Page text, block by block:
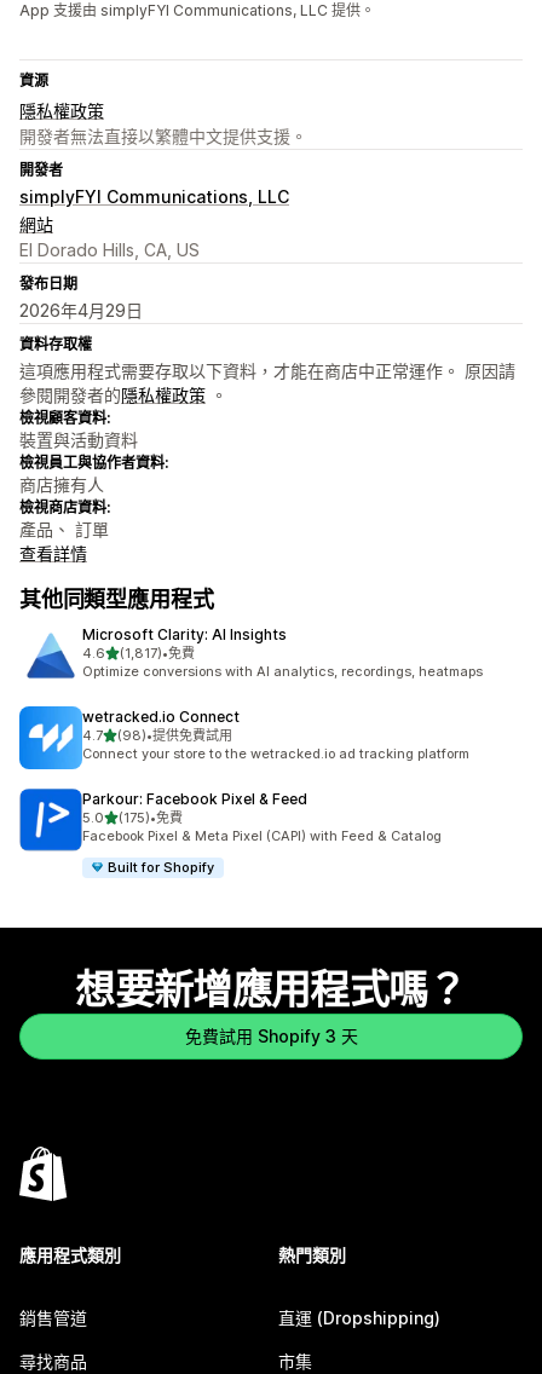
App 支援由 simplyFYI Communications, LLC 提供。
資源
隱私權政策
開發者無法直接以繁體中文提供支援。
開發者
simplyFYI Communications, LLC
網站
El Dorado Hills, CA, US
發布日期
2026年4月29日
資料存取權
這項應用程式需要存取以下資料，才能在商店中正常運作。 原因請
參閱開發者的隱私權政策 。
檢視顧客資料:
裝置與活動資料
檢視員工與協作者資料:
商店擁有人
檢視商店資料:
產品、 訂單
查看詳情
其他同類型應用程式
Microsoft Clarity: AI Insights
4.6滿分 5 顆星
(1,817)
共有 1817 則評價
•免費
Optimize conversions with AI analytics, recordings, heatmaps
wetracked.io Connect
4.7滿分 5 顆星
(98)
共有 98 則評價
•提供免費試用
Connect your store to the wetracked.io ad tracking platform
Parkour: Facebook Pixel & Feed
5.0滿分 5 顆星
(175)
共有 175 則評價
•免費
Facebook Pixel & Meta Pixel (CAPI) with Feed & Catalog
Built for Shopify
想要新增應用程式嗎？
免費試用 Shopify 3 天
應用程式類別
銷售管道
尋找商品
熱門類別
直運 (Dropshipping)
市集